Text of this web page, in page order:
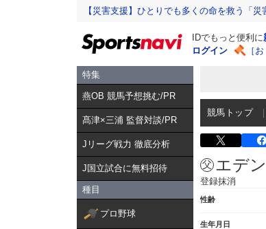
【災害支援】ひとりでも多くの命を救う「災
IDでもっと便利に
ログイン
［
特集
燕OB 競馬予想挑む/PR
髙津×三浦 監督対談/PR
Jリーグ戦力 徹底分析
J国立試合に無料招待
種目
プロ野球
競馬トップ
エデ
登録抹消
性齢
生年月日